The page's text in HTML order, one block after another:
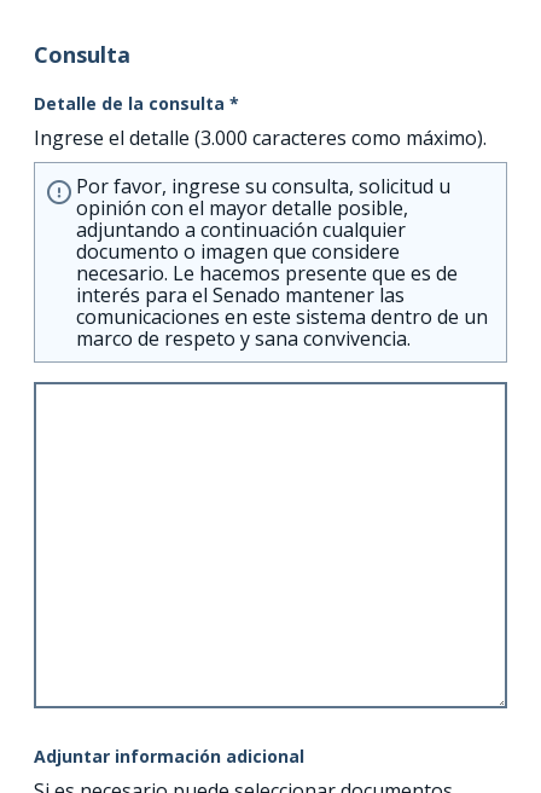
Consulta
Detalle de la consulta *
Ingrese el detalle (3.000 caracteres como máximo).
Por favor, ingrese su consulta, solicitud u
opinión con el mayor detalle posible,
adjuntando a continuación cualquier
documento o imagen que considere
necesario. Le hacemos presente que es de
interés para el Senado mantener las
comunicaciones en este sistema dentro de un
marco de respeto y sana convivencia.
Adjuntar información adicional